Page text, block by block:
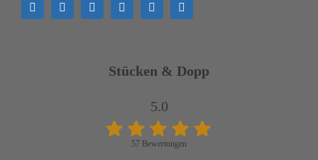
Stücken & Dopp
5.0
57 Bewertungen